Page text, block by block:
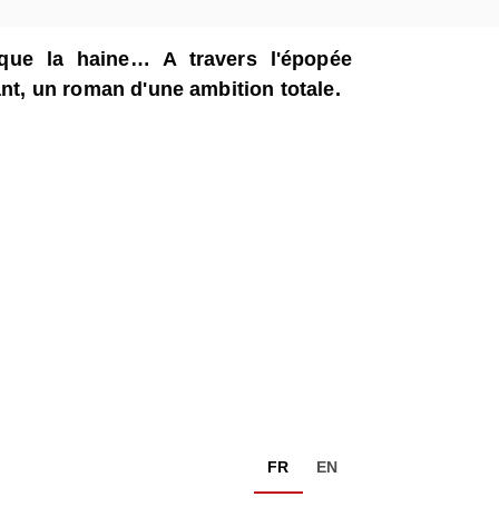
la haine… A travers l'épopée
un roman d'une ambition totale.
FR EN